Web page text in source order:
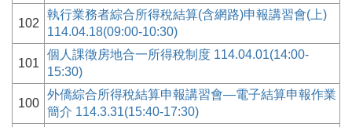
102
執行業務者綜合所得稅結算(含網路)申報講習會(上)
114.04.18(09:00-10:30)
101
個人課徵房地合一所得稅制度 114.04.01(14:00-
15:30)
100
外僑綜合所得稅結算申報講習會—電子結算申報作業
簡介 114.3.31(15:40-17:30)